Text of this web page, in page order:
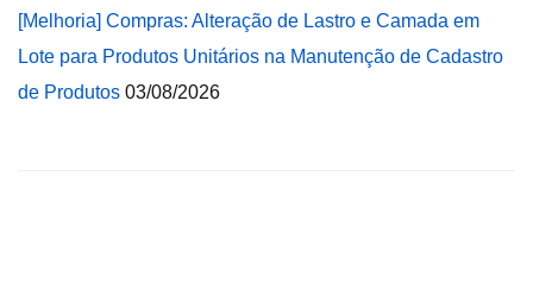
[Melhoria] Compras: Alteração de Lastro e Camada em
Lote para Produtos Unitários na Manutenção de Cadastro
de Produtos 03/08/2026